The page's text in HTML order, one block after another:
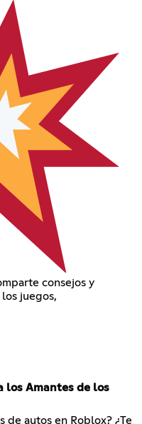
consejos y
juegos,
los Amantes de los
de autos en Roblox? ¿Te